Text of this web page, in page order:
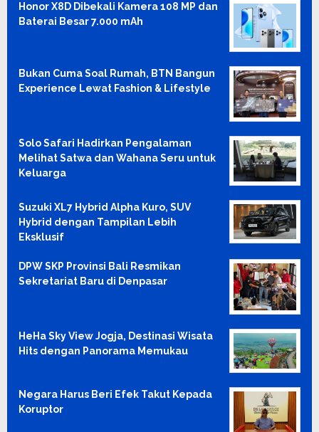
Honor X8D Dibekali Kamera 108 MP dan
Baterai Besar 7.000 mAh
Bukan Cuma Soal Rumah, BTN Bangun
Experience Lewat Fashion & Lifestyle
Solo Safari Hadirkan Pengalaman
Melihat Satwa dan Wahana Seru untuk
Keluarga
Suzuki XL7 Hybrid Alpha Kuro, SUV
Hybrid dengan Tampilan Lebih
Eksklusif
DPW SKP Provinsi Bali Resmikan
Sekretariat Baru di Denpasar
HeHa Sky View Jogja, Destinasi Wisata
Hits dengan Panorama Memukau
Negara Harus Beri Efek Takut Kepada
Koruptor